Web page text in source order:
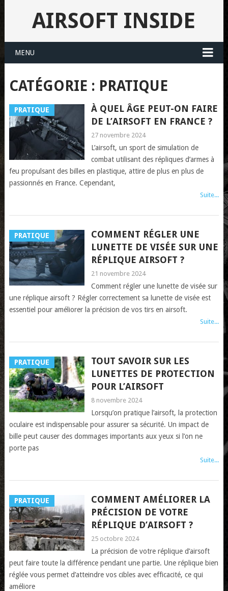
AIRSOFT INSIDE
MENU
CATÉGORIE : PRATIQUE
PRATIQUE
À QUEL ÂGE PEUT-ON FAIRE
DE L’AIRSOFT EN FRANCE ?
27 novembre 2024
L’airsoft, un sport de simulation de
combat utilisant des répliques d’armes à
feu propulsant des billes en plastique, attire de plus en plus de
passionnés en France. Cependant,
Suite...
PRATIQUE
COMMENT RÉGLER UNE
LUNETTE DE VISÉE SUR UNE
RÉPLIQUE AIRSOFT ?
21 novembre 2024
Comment régler une lunette de visée sur
une réplique airsoft ? Régler correctement sa lunette de visée est
essentiel pour améliorer la précision de vos tirs en airsoft.
Suite...
PRATIQUE
TOUT SAVOIR SUR LES
LUNETTES DE PROTECTION
POUR L’AIRSOFT
8 novembre 2024
Lorsqu’on pratique l’airsoft, la protection
oculaire est indispensable pour assurer sa sécurité. Un impact de
bille peut causer des dommages importants aux yeux si l’on ne
porte pas
Suite...
PRATIQUE
COMMENT AMÉLIORER LA
PRÉCISION DE VOTRE
RÉPLIQUE D’AIRSOFT ?
25 octobre 2024
La précision de votre réplique d’airsoft
peut faire toute la différence pendant une partie. Une réplique bien
réglée vous permet d’atteindre vos cibles avec efficacité, ce qui
améliore